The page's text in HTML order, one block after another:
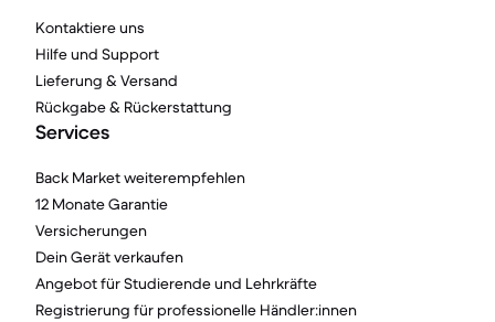
Kontaktiere uns
Hilfe und Support
Lieferung & Versand
Rückgabe & Rückerstattung
Services
Back Market weiterempfehlen
12 Monate Garantie
Versicherungen
Dein Gerät verkaufen
Angebot für Studierende und Lehrkräfte
Registrierung für professionelle Händler:innen